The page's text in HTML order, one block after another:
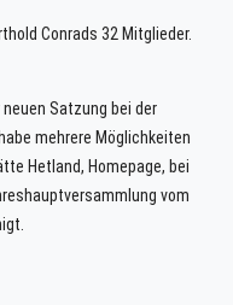
Conrads 32 Mitglieder.
Satzung bei der
mehrere Möglichkeiten
Hetland, Homepage, bei
vom